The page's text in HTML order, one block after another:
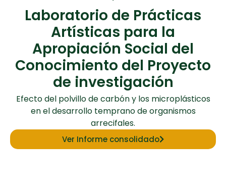
Laboratorio de Prácticas
Artísticas para la
Apropiación Social del
Conocimiento del Proyecto
de investigación
Efecto del polvillo de carbón y los microplásticos
en el desarrollo temprano de organismos
arrecifales.
Ver Informe consolidado